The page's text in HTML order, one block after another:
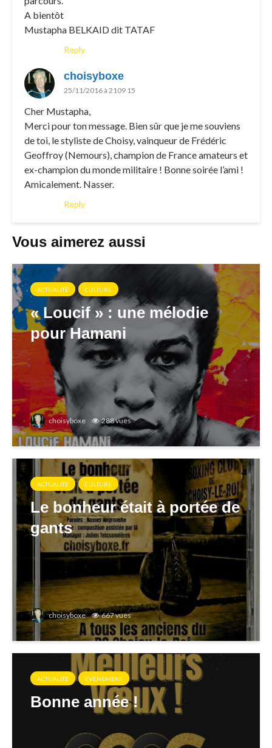
A bientôt
Mustapha BELKAID dit TATAF
Reply
choisyboxe
25/11/2016 à 2109 15
Cher Mustapha,
Merci pour ton message. Bien sûr que je me souviens
de toi, le styliste de Choisy, vainqueur de Frédéric
Geoffroy (Nemours), champion de France amateurs et
ex-champion du monde militaire ! Bonne soirée l’ami !
Amicalement. Nasser.
Reply
Vous aimerez aussi
ACTUALITÉ CULTURE
« Loucif » : une mélodie
pour Hamani
choisyboxe 288 vues
ACTUALITÉ CULTURE
Le bonheur était à portée de
gants
choisyboxe 667 vues
ACTUALITÉ EVÉNEMENT
Bonne année !